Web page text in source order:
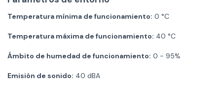
Temperatura mínima de funcionamiento: 0 °C
Temperatura máxima de funcionamiento: 40 °C
Ámbito de humedad de funcionamiento: 0 - 95%
Emisión de sonido: 40 dBA